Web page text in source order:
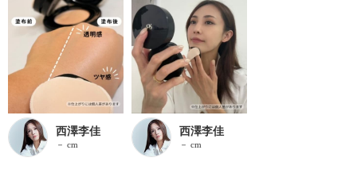
西澤李佳
－ cm
西澤李佳
－ cm